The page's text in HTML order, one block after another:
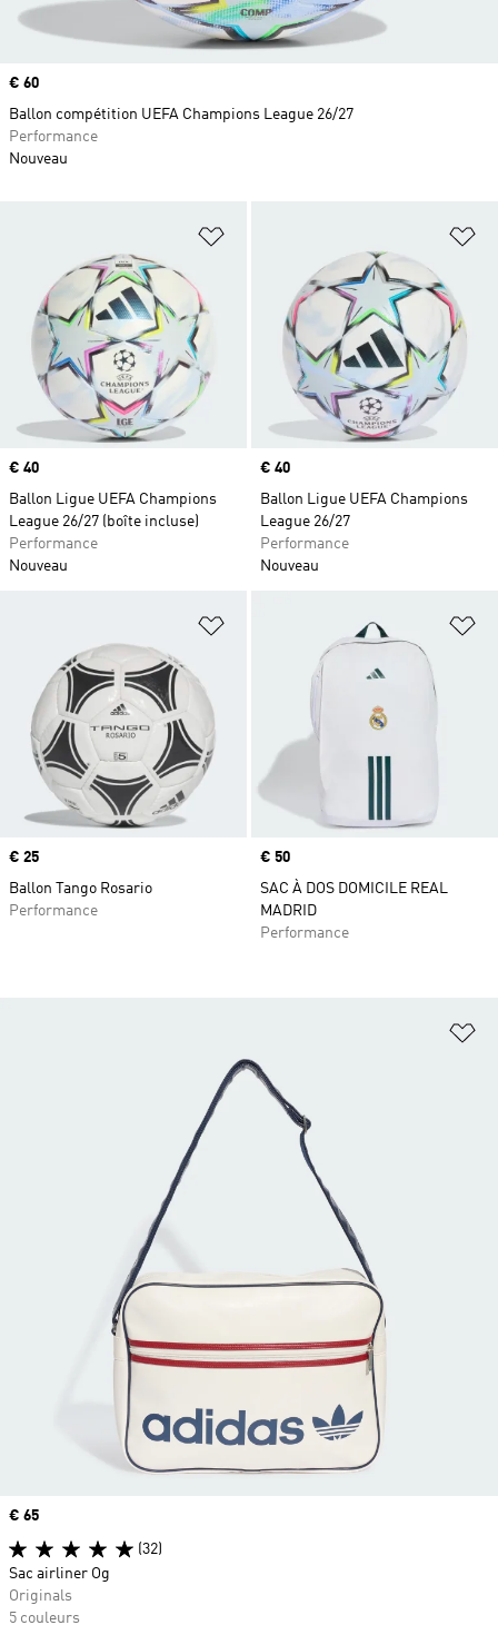
Ajouter à la Liste de produits
Prix
€ 40
Ballon Ligue UEFA Champions
League 26/27 (boîte incluse)
Performance
Nouveau
Prix
€ 40
Ballon Ligue UEFA Champions
League 26/27
Performance
Nouveau
Ajouter à la Liste de produits
Prix
€ 25
Ballon Tango Rosario
Performance
Prix
€ 50
SAC À DOS DOMICILE REAL
MADRID
Performance
Prix
€ 65
(32)
Sac airliner Og
Originals
5 couleurs
Prix
€ 60
Ballon compétition UEFA Champions League 26/27
Performance
Nouveau